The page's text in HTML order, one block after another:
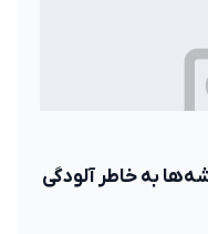
به خاطر آلودگی